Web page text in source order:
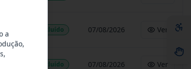
Concluído 07/08/2026 Ver
Concluído 07/08/2026 Ver
a